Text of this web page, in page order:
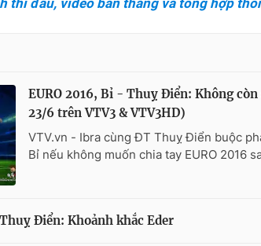
thi đấu, video bàn thắng và tổng hợp
EURO 2016, Bỉ - Thuỵ Điển: Không
23/6 trên VTV3 & VTV3HD)
VTV.vn - Ibra cùng ĐT Thuỵ Điển buộc
Bỉ nếu không muốn chia tay EURO 2016
Điển: Khoảnh khắc Eder